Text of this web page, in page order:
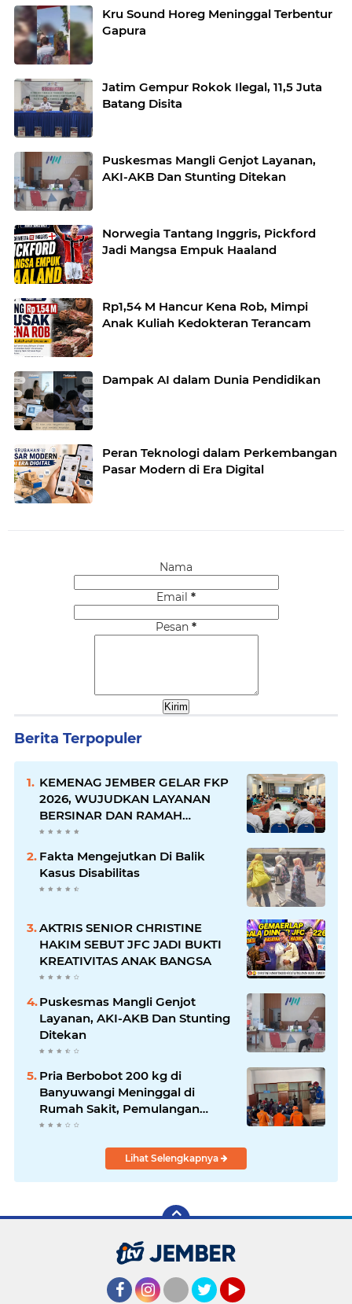
Kru Sound Horeg Meninggal Terbentur
Gapura
Jatim Gempur Rokok Ilegal, 11,5 Juta
Batang Disita
Puskesmas Mangli Genjot Layanan,
AKI-AKB Dan Stunting Ditekan
Norwegia Tantang Inggris, Pickford
Jadi Mangsa Empuk Haaland
Rp1,54 M Hancur Kena Rob, Mimpi
Anak Kuliah Kedokteran Terancam
Dampak AI dalam Dunia Pendidikan
Peran Teknologi dalam Perkembangan
Pasar Modern di Era Digital
Nama
Email *
Pesan *
Berita Terpopuler
KEMENAG JEMBER GELAR FKP
2026, WUJUDKAN LAYANAN
BERSINAR DAN RAMAH
DISABILITAS
Fakta Mengejutkan Di Balik
Kasus Disabilitas
AKTRIS SENIOR CHRISTINE
HAKIM SEBUT JFC JADI BUKTI
KREATIVITAS ANAK BANGSA
Puskesmas Mangli Genjot
Layanan, AKI-AKB Dan Stunting
Ditekan
Pria Berbobot 200 kg di
Banyuwangi Meninggal di
Rumah Sakit, Pemulangan
Dibantu Damkar dan Basarnas
Lihat Selengkapnya